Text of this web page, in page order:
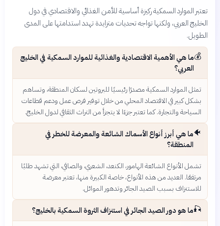
تعتبر الموارد السمكية ركيزة أساسية للأمن الغذائي والاقتصادي في دول
الخليج العربي، ولكنها تواجه تحديات متزايدة تهدد استدامتها على المدى
الطويل.
💰ما هي الأهمية الاقتصادية والغذائية للموارد السمكية في الخليج
العربي؟
تمثل الموارد السمكية مصدرًا رئيسيًا للبروتين لسكان المنطقة، وتساهم
بشكل كبير في الاقتصاد المحلي من خلال توفير فرص عمل ودعم قطاعات
السياحة والتجارة. كما تعتبر جزءًا لا يتجزأ من التراث الثقافي لدول الخليج.
🐠ما هي أبرز أنواع الأسماك الشائعة والمعرضة للخطر في
المنطقة؟
تشمل الأنواع الشائعة الهامور، الكنعد، الشعري، والصافي، التي تشهد طلبًا
مرتفعًا. العديد من هذه الأنواع، خاصة الكبيرة منها، تعتبر معرضة
للاستنزاف بسبب الصيد الجائر وتدهور الموائل.
🎣ما هو دور الصيد الجائر في استنزاف الثروة السمكية بالخليج؟